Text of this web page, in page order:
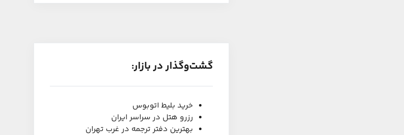
گشت‌و‌گذار در بازار:
خرید بلیط اتوبوس
رزرو هتل در سراسر ایران
بهترین دفتر ترجمه در غرب تهران